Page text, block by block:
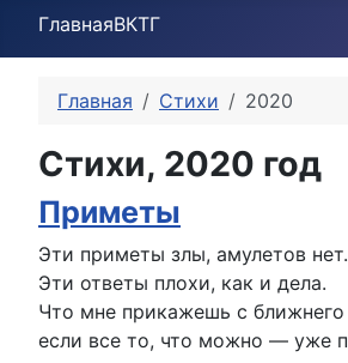
ГлавнаяВКТГ
Главная Стихи 2020
Стихи, 2020 год
Приметы
Эти приметы злы, амулетов нет.
Эти ответы плохи, как и дела.
Что мне прикажешь с ближнего
если все то, что можно — уже